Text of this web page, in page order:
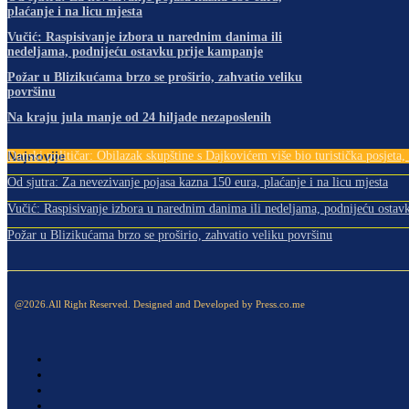
plaćanje i na licu mjesta
Vučić: Raspisivanje izbora u narednim danima ili
nedeljama, podnijeću ostavku prije kampanje
Požar u Blizikućama brzo se proširio, zahvatio veliku
površinu
Na kraju jula manje od 24 hiljade nezaposlenih
Najnovije
Danski političar: Obilazak skupštine s Dajkovićem više bio turistička
Od sjutra: Za nevezivanje pojasa kazna 150 eura, plaćanje i na licu mjesta
Vučić: Raspisivanje izbora u narednim danima ili nedeljama, podnijeću
Požar u Blizikućama brzo se proširio, zahvatio veliku površinu
@2026.All Right Reserved. Designed and Developed by Press.co.me